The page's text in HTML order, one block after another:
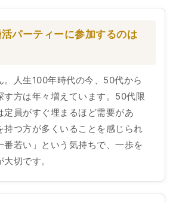
パーティーに参加するのは
。人生100年時代の今、50代から
す方は年々増えています。50代限
定員がすぐ埋まるほど需要があ
持つ方が多くいることを感じられ
番若い」という気持ちで、一歩を
切です。